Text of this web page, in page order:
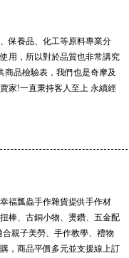
保養品、化工等原料專業分
用，所以對於品質也非常講究
商品檢驗表，我們也是奇摩及
家!一直秉持客人至上 永續經
福瓢蟲手作雜貨提供手作材
棒、古銅小物、燙鑽、五金配
親子美勞、手作教學、禮物
，商品平價多元並支援線上訂